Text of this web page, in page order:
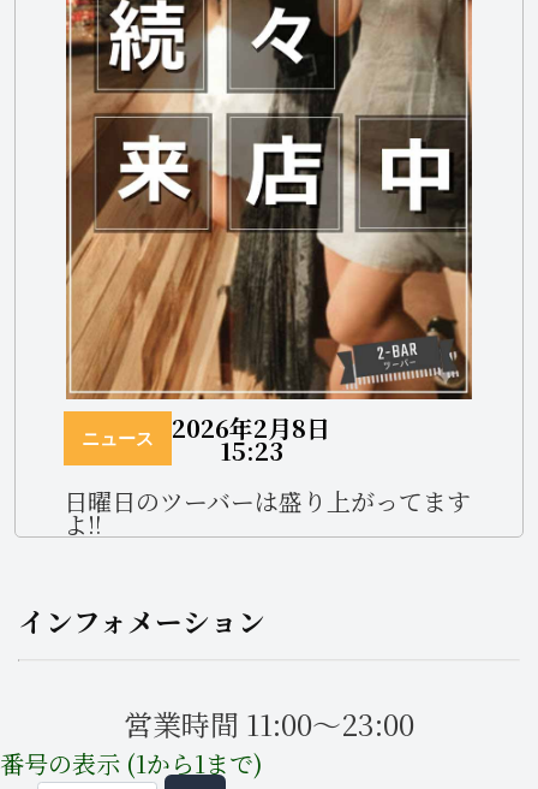
2026年2月8日
15:23
ニュース
日曜日のツーバーは盛り上がってます
よ‼️
インフォメーション
営業時間 11:00～23:00
番号の表示 (1から1まで)